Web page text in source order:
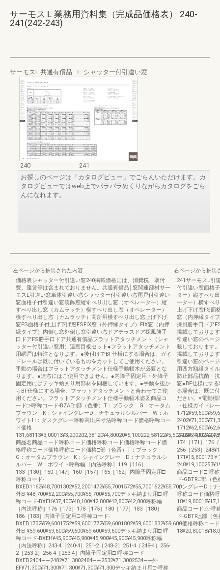
サーモスＬ業務用資料集（完成品価格表） 240-
241(242-243)
サーモスL 共通有償品 シャッター付引違い窓
240
241
お探しのページは「カタログビュー」でごらんいただけます。カ
タログビューではweb上でパラパラめくりながらカタログをごら
んになれます。
左ページから抽出された内容
価格表シャッター付引違い窓240掲載価格には、消費税、取付
費、運賃等は含まれておりません。共通有償品│窓関連部材サー
モスL引違い窓単体引違い窓シャッター付引違い窓雨戸付引違い
窓面格子付引違い窓装飾窓縦すべり出し窓（オペレーター）縦
すべり出し窓（カムラッチ）横すべり出し窓（オペレーター）
横すべり出し窓（カムラッチ）高所用横すべり出し窓上げ下げ
窓FS面格子付上げ下げ窓FSFIX窓（外押縁タイプ）FIX窓（内押
縁タイプ）内倒し窓外倒し窓引違い窓ドアテラスドア採風勝手
口ドアFS勝手口ドア共通有償品フラットアタッチメント（シャ
ッター付引違い窓用）連窓目板セット●フラットアタッチメント
用網戸は特注となります。●後付けでBF仕様にする場合は、ガイ
ドレールは既に付いているものをカットしてご使用ください。
手動の場合はフラットアタッチメント仕様手動幅木が必要とな
ります。●連窓にはご使用できません。●内障子固定用・外障子
固定用にはデッキ納まり用部材を同梱しています。●手動を後か
らBF仕様にする場合、フラットアタッチメントと合わせてご使
用ください。フラットアタッチメント仕様手動幅木姿図商品コ
ード□-呼称コード-BZAE□部（色番）T：ブラック G：オータム
ブラウン K：シャイングレーD：ナチュラルシルバー W：ホ
ワイトH：ダスクグレー呼称高出来寸法呼称コード価格呼称コー
ド価格
商品名商品コード呼称コード価格呼称コード価格呼称コード価
格呼称コード価格呼称コード価格□部（色番）T：ブラック
G：オータムブラウン K：シャイングレー D：ナチュラルシ
ルバー W：ホワイト呼称幅［内法呼称］119［116］
133［130］150［147］160［157］165［162］内障子固定用□-
呼称コード-
BXED1162¥48,7001302¥52,2001472¥55,7001572¥55,7001622¥55,700
外EF¥48,700¥52,200¥55,700¥55,700¥55,700デッキ納まり用□-呼
称コード-BXEH¥37,400¥40,100¥42,800¥42,800¥42,800呼称幅
［内法呼称］176［173］178［175］180［177］183［180］
186［183］内障子固定用□-呼称コード-
BXED1732¥59,6001752¥59,6001772¥59,6001802¥59,6001832¥59,600
外EF¥59,600¥59,600¥59,600¥59,600¥59,600デッキ納まり用□-呼
称コード-BXEH¥45,900¥45,900¥45,900¥45,900¥45,900呼称幅
［内法呼称］243-4［240-4］251-2［248-2］251-4［248-4］256-
2［253-2］256-4［253-4］内障子固定用□-呼称コード-
BXED2404――2482¥71,3002484――2532¥71,3002534――外
EF¥71,300¥71,300¥71,300¥71,300¥71,300デッキ納まり用□-呼称
右ページから抽出
241サーモスL引
付引違い窓面格
ター）縦すべり
ーター）横すべ
上げ下げ窓FS面
窓（内押縁タイ
採風勝手口ドア
掲載しておりま
引違い窓のペー
載しております
掲載しておりま
引違い窓のペー
用四方額縁タイ
防止部品抗菌・
窓●BF仕様にす
る場合は、既に
ださい。※電動標
ト仕様ガイドレ
174［171］176
256［253］
171¥15,800173
商品コード□-呼
ド-GBTR□部（
イングレーD：
呼称コード価格
商品コード△-呼
ド-GBTR△部（
ド価格呼称コー